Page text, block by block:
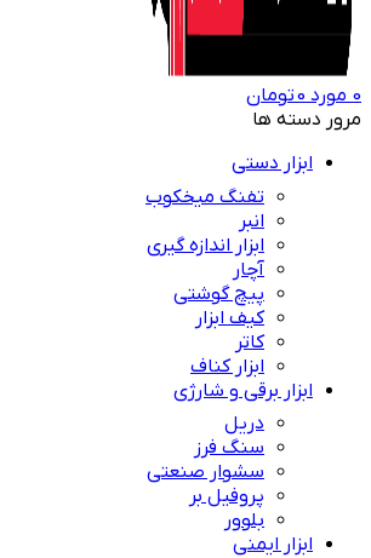
0 مورد 0تومان
مرور دسته ها
ابزار دستی
تفنگ میخکوب
انبر
ابزار اندازه گیری
آچار
پیچ گوشتی
کیف ابزار
کاتر
ابزار کناف
ابزار برقی و شارژی
دریل
سنگ فرز
سشوار صنعتی
پروفیل بر
بلوور
ابزار ایمنی